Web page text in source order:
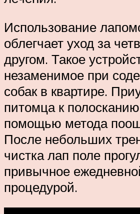
Использование
облегчает уход за
другом. Такое
незаменимое при
собак в квартире.
питомца к
помощью метода
После небольших
чистка лап поле
привычное
процедурой.